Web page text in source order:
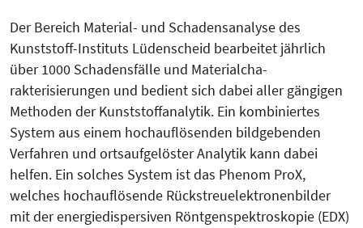
Der Bereich Material- und Schadens­analyse des
Kunststoff-Instituts Lü­den­scheid bearbeitet jährlich
über 1000 Schadensfälle und Material­cha­
rakterisierungen und bedient sich dabei aller gängigen
Methoden der Kunststoffanalytik. Ein kombiniertes
System aus einem hochauflösenden bildgeben­den
Verfa­hren und ortsaufgelöster Analytik kann dabei
helfen. Ein solches System ist das Phenom ProX,
welches hochauflösende Rückstreuelektronenbilder
mit der energiedispersiven Rönt­gen­spektroskopie (EDX)